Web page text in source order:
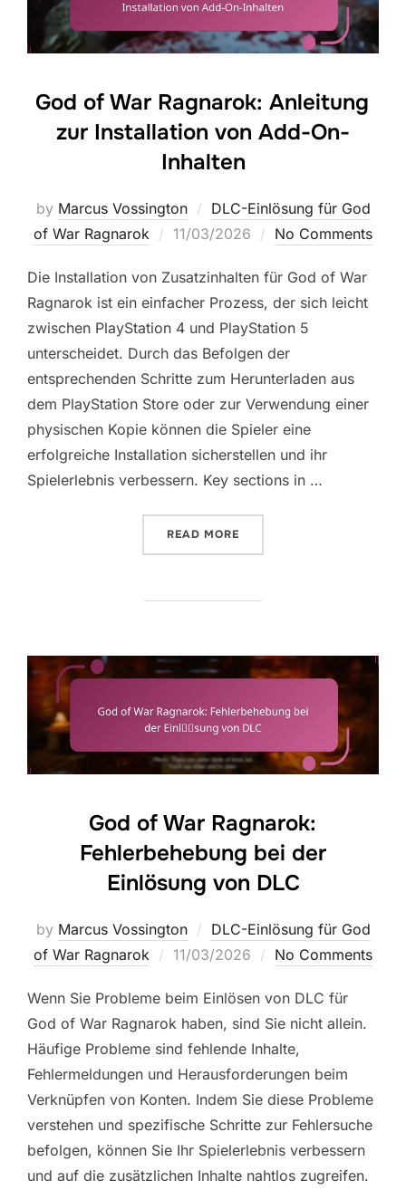
God of War Ragnarok: Anleitung
zur Installation von Add-On-
Inhalten
by Marcus Vossington
DLC-Einlösung für God
of War Ragnarok
Posted
11/03/2026 No Comments
Die Installation von Zusatzinhalten für God of War
Ragnarok ist ein einfacher Prozess, der sich leicht
zwischen PlayStation 4 und PlayStation 5
unterscheidet. Durch das Befolgen der
entsprechenden Schritte zum Herunterladen aus
dem PlayStation Store oder zur Verwendung einer
physischen Kopie können die Spieler eine
erfolgreiche Installation sicherstellen und ihr
Spielerlebnis verbessern. Key sections in …
READ MORE
God of War Ragnarok:
Fehlerbehebung bei der
Einlösung von DLC
by Marcus Vossington
DLC-Einlösung für God
of War Ragnarok
Posted
11/03/2026 No Comments
Wenn Sie Probleme beim Einlösen von DLC für
God of War Ragnarok haben, sind Sie nicht allein.
Häufige Probleme sind fehlende Inhalte,
Fehlermeldungen und Herausforderungen beim
Verknüpfen von Konten. Indem Sie diese Probleme
verstehen und spezifische Schritte zur Fehlersuche
befolgen, können Sie Ihr Spielerlebnis verbessern
und auf die zusätzlichen Inhalte nahtlos zugreifen.